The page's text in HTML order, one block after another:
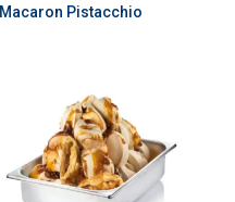
Macaron Pistacchio